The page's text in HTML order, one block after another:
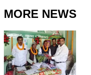
MORE NEWS